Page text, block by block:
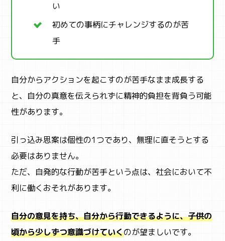
い
初めての事柄にチャレンジするのが苦
手
自分からアクションを起こすのが苦手なまま成長する
と、自分の真意を伝えられずに精神的負担を背負う可能
性があります。
引っ込み思案は個性の1つであり、無理に直そうとする
必要はありません。
ただ、自発的な行動が苦手という点は、社会において不
利に働くおそれがあります。
自分の意見を持ち、自分から行動できるように、子供の
頃から少しずつ意識づけていくのが望ましいです。